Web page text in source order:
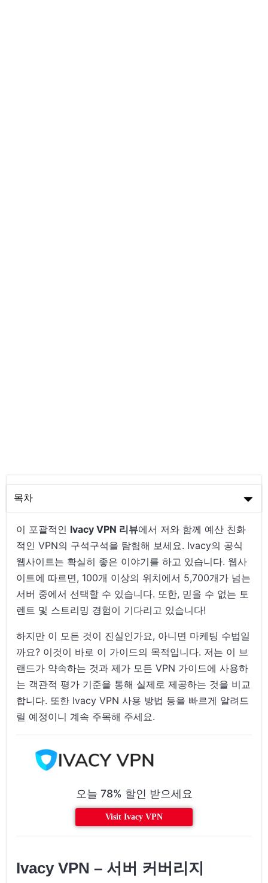
목차
장단점 – Ivacy VPN 리뷰
Ivacy VPN의 속도 및 성능
Ivacy VPN 안전 및 보안 기능
Ivacy VPN의 익명성 및 개인 정보 보호 기능
Ivacy VPN에서 지원하는 플랫폼
Ivacy VPN을 사용한 스트리밍 및 토렌트
다른 특별 기능들
이 포괄적인 Ivacy VPN 리뷰에서 저와 함께 예산 친화
적인 VPN의 구석구석을 탐험해 보세요. Ivacy의 공식
웹사이트는 확실히 좋은 이야기를 하고 있습니다. 웹사
이트에 따르면, 100개 이상의 위치에서 5,700개가 넘는
서버 중에서 선택할 수 있습니다. 또한, 믿을 수 없는 토
렌트 및 스트리밍 경험이 기다리고 있습니다!
하지만 이 모든 것이 진실인가요, 아니면 마케팅 수법일
까요? 이것이 바로 이 가이드의 목적입니다. 저는 이 브
랜드가 약속하는 것과 제가 모든 VPN 가이드에 사용하
는 객관적 평가 기준을 통해 실제로 제공하는 것을 비교
합니다. 또한 Ivacy VPN 사용 방법 등을 빠르게 알려드
릴 예정이니 계속 주목해 주세요.
오늘 78% 할인 받으세요
Visit Ivacy VPN
Ivacy VPN – 서버 커버리지